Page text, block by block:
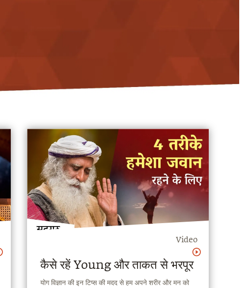
Video
कैसे रहें Young और ताकत से भरपूर
योग विज्ञान की इन टिप्स की मदद से हम अपने शरीर और मन को